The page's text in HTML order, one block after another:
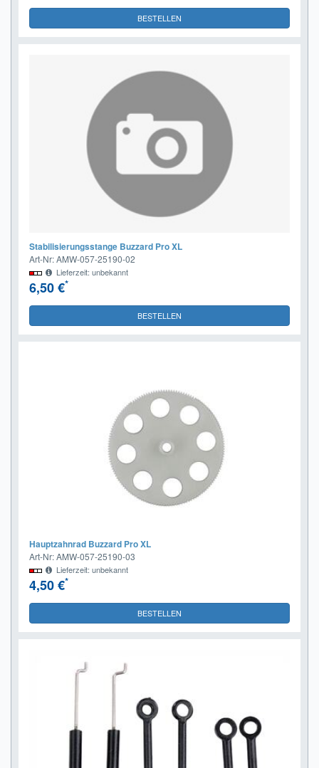
BESTELLEN
Stabilisierungsstange Buzzard Pro XL
Art-Nr: AMW-057-25190-02
Lieferzeit: unbekannt
6,50 €*
BESTELLEN
Hauptzahnrad Buzzard Pro XL
Art-Nr: AMW-057-25190-03
Lieferzeit: unbekannt
4,50 €*
BESTELLEN